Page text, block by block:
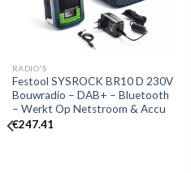
Toevoegen
aan
verlanglijst
RADIO'S
Festool SYSROCK BR10 D 230V
Bouwradio – DAB+ – Bluetooth
– Werkt Op Netstroom & Accu
€247.41